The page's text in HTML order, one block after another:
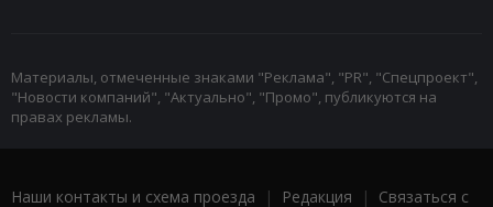
Материалы, отмеченные знаками "Реклама", "PR", "Спецпроект",
"Новости компаний", "Актуально", "Промо", публикуются на
правах рекламы.
Наши контакты и схема проезда | Редакция | Связаться с